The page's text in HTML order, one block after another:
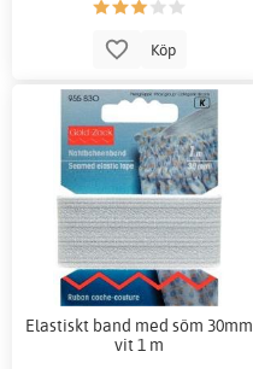
Köp
Elastiskt band med söm 30mm
vit 1 m